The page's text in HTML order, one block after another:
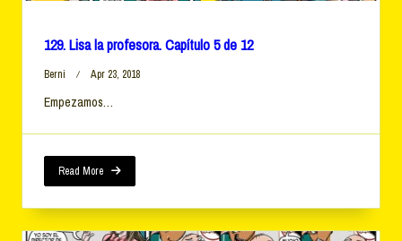
129. Lisa la profesora. Capítulo 5 de 12
Berni Apr 23, 2018
Empezamos…
Read More